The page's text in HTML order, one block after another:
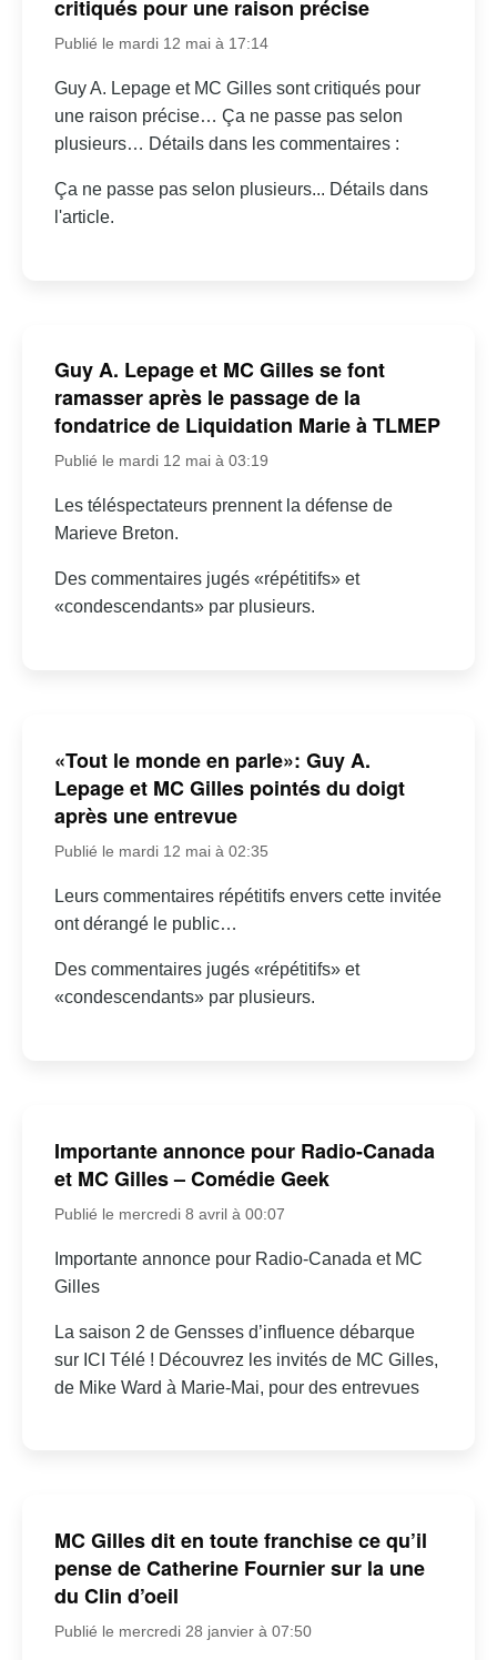
critiqués pour une raison précise
Publié le mardi 12 mai à 17:14
Guy A. Lepage et MC Gilles sont critiqués pour
une raison précise… Ça ne passe pas selon
plusieurs… Détails dans les commentaires :
Ça ne passe pas selon plusieurs... Détails dans
l'article.
Guy A. Lepage et MC Gilles se font
ramasser après le passage de la
fondatrice de Liquidation Marie à TLMEP
Publié le mardi 12 mai à 03:19
Les téléspectateurs prennent la défense de
Marieve Breton.
Des commentaires jugés «répétitifs» et
«condescendants» par plusieurs.
«Tout le monde en parle»: Guy A.
Lepage et MC Gilles pointés du doigt
après une entrevue
Publié le mardi 12 mai à 02:35
Leurs commentaires répétitifs envers cette invitée
ont dérangé le public…
Des commentaires jugés «répétitifs» et
«condescendants» par plusieurs.
Importante annonce pour Radio-Canada
et MC Gilles – Comédie Geek
Publié le mercredi 8 avril à 00:07
Importante annonce pour Radio-Canada et MC
Gilles
La saison 2 de Gensses d’influence débarque
sur ICI Télé ! Découvrez les invités de MC Gilles,
de Mike Ward à Marie-Mai, pour des entrevues
MC Gilles dit en toute franchise ce qu’il
pense de Catherine Fournier sur la une
du Clin d’oeil
Publié le mercredi 28 janvier à 07:50